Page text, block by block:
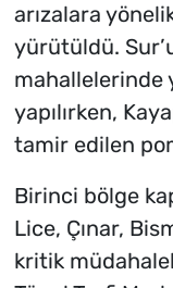
arızalara
yürütüldü.
mahallelerinde
yapılırken,
tamir edilen
Birinci bölge
Lice, Çınar,
kritik